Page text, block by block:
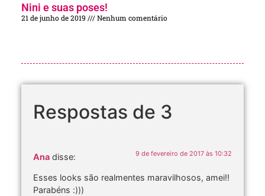
Nini e suas poses!
21 de junho de 2019 Nenhum comentário
Respostas de 3
Ana disse: 9 de fevereiro de 2017 às 10:32
Esses looks são realmentes maravilhosos, amei!!
Parabéns :)))